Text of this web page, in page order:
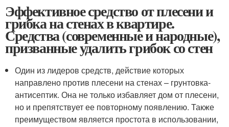
Эффективное средство от плесени и
грибка на стенах в квартире.
Средства (современные и народные),
призванные удалить грибок со стен
Один из лидеров средств, действие которых
направлено против плесени на стенах – грунтовка-
антисептик. Она не только избавляет дом от плесени,
но и препятствует ее повторному появлению. Также
преимуществом является простота в использовании,